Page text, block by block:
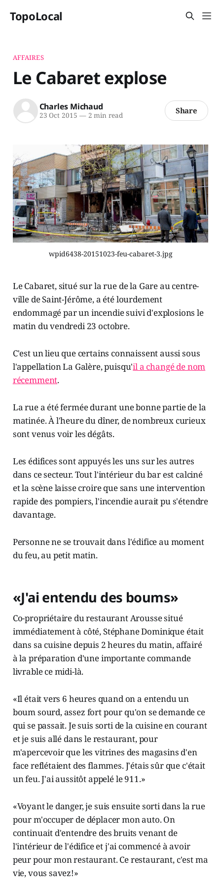
TopoLocal
AFFAIRES
Le Cabaret explose
Charles Michaud
23 Oct 2015 —2 min read Share
wpid6438-20151023-feu-cabaret-3.jpg
Le Cabaret, situé sur la rue de la Gare au centre-
ville de Saint-Jérôme, a été lourdement
endommagé par un incendie suivi d'explosions le
matin du vendredi 23 octobre.
C'est un lieu que certains connaissent aussi sous
l'appellation La Galère, puisqu'il a changé de nom
récemment.
La rue a été fermée durant une bonne partie de la
matinée. À l'heure du dîner, de nombreux curieux
sont venus voir les dégâts.
Les édifices sont appuyés les uns sur les autres
dans ce secteur. Tout l'intérieur du bar est calciné
et la scène laisse croire que sans une intervention
rapide des pompiers, l'incendie aurait pu s'étendre
davantage.
Personne ne se trouvait dans l'édifice au moment
du feu, au petit matin.
«J'ai entendu des boums»
Co-propriétaire du restaurant Arousse situé
immédiatement à côté, Stéphane Dominique était
dans sa cuisine depuis 2 heures du matin, affairé
à la préparation d'une importante commande
livrable ce midi-là.
«Il était vers 6 heures quand on a entendu un
boum sourd, assez fort pour qu'on se demande ce
qui se passait. Je suis sorti de la cuisine en courant
et je suis allé dans le restaurant, pour
m'apercevoir que les vitrines des magasins d'en
face reflétaient des flammes. J'étais sûr que c'était
un feu. J'ai aussitôt appelé le 911.»
«Voyant le danger, je suis ensuite sorti dans la rue
pour m'occuper de déplacer mon auto. On
continuait d'entendre des bruits venant de
l'intérieur de l'édifice et j'ai commencé à avoir
peur pour mon restaurant. Ce restaurant, c'est ma
vie, vous savez!»